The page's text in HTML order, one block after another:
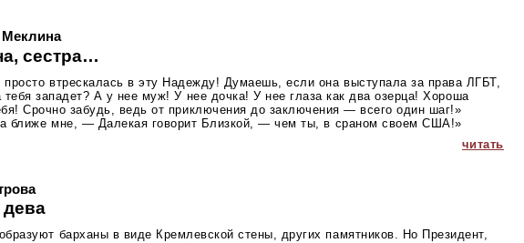
Меклина
сестра…
втрескалась в эту Надежду! Думаешь, если она выступала за права ЛГБТ,
тебя западет? А у нее муж! У нее дочка! У нее глаза как два озерца! Хороша
Срочно забудь, ведь от приключения до заключения — всего один шаг!»
ближе мне, — Далекая говорит Близкой, — чем ты, в сраном своем США!»
читать
барханы в виде Кремлевской стены, других памятников. Но Президент,